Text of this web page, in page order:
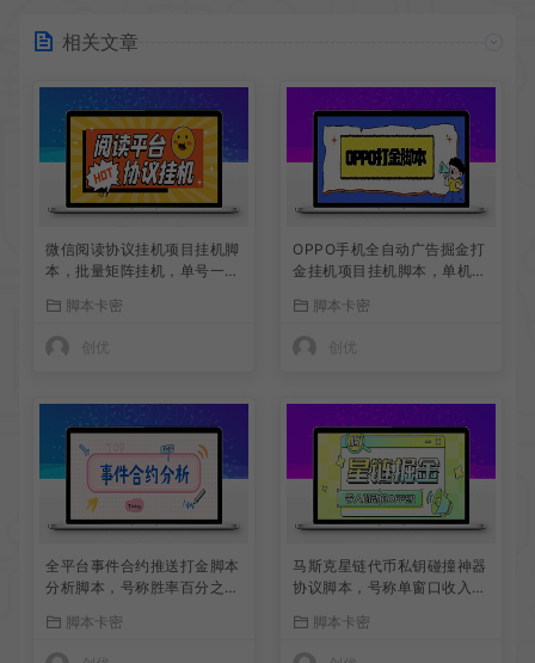
相关文章
微信阅读协议挂机项目挂机脚
本，批量矩阵挂机，单号一天
脚本卡密
OPPO手机全自动广告掘金打
金挂机项目挂机脚本，单机一
脚本卡密
全平台事件合约推送打金脚本
分析脚本，号称胜率百分之9
脚本卡密
马斯克星链代币私钥碰撞神器
协议脚本，号称单窗口收入四
脚本卡密